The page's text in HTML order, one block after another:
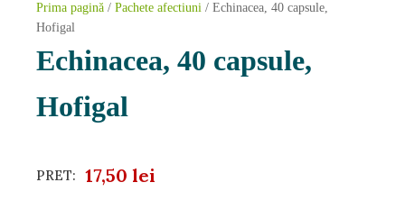
Prima pagină / Pachete afectiuni / Echinacea, 40 capsule,
Hofigal
Echinacea, 40 capsule,
Hofigal
PRET: 17,50 lei